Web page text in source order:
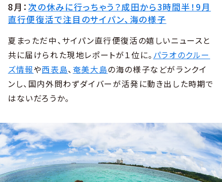
8月：次の休みに行っちゃう？成田から3時間半！9月
直行便復活で注目のサイパン、海の様子
夏まっただ中、サイパン直行便復活の嬉しいニュースと
共に届けられた現地レポートが１位に。 パラオのクルー
ズ情報や西表島、 奄美大島の海の様子などがランクイ
ンし、国内外問わずダイバーが活発に動き出した時期で
はないだろうか。